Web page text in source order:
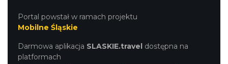
Portal powstał w ramach projektu
Mobilne Śląskie
Darmowa aplikacja SLASKIE.travel dostępna na
platformach